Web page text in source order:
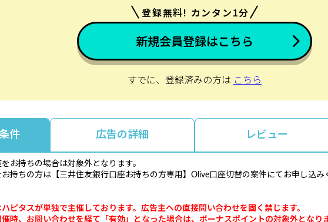
登録無料! カンタン1分
新規会員登録はこちら
すでに、登録済みの方は こちら
件 広告の詳細 レビュー
お持ちの場合は対象外となります。
持ちの方は【三井住友銀行口座お持ちの方専用】Olive口座切替の案件にてお申し込み
ピタスが単独で主催しております。広告主への直接問い合わせを固く禁じます。
時、お問い合わせを経て「有効」となった場合は、ボーナスポイントの対象外となり